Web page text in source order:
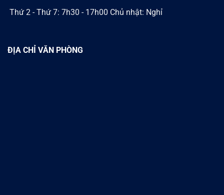
Thứ 2 - Thứ 7: 7h30 - 17h00 Chủ nhật: Nghỉ
ĐỊA CHỈ VĂN PHÒNG